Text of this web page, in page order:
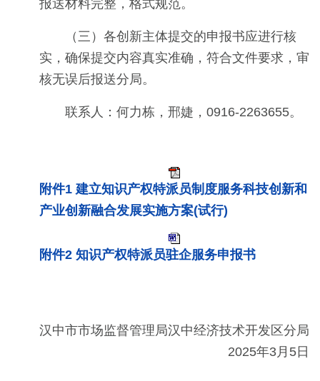
报送材料完整，格式规范。
（三）各创新主体提交的申报书应进行核
实，确保提交内容真实准确，符合文件要求，审
核无误后报送分局。
联系人：何力栋，邢婕，0916-2263655。
附件1 建立知识产权特派员制度服务科技创新和
产业创新融合发展实施方案(试行)
附件2 知识产权特派员驻企服务申报书
汉中市市场监督管理局汉中经济技术开发区分局
2025年3月5日